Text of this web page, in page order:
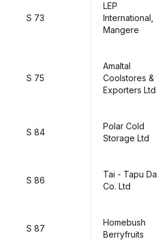
S 73
LEP
International,
Mangere
S 75
Amaltal
Coolstores &
Exporters Ltd
S 84
Polar Cold
Storage Ltd
S 86
Tai - Tapu
Co. Ltd
S 87
Homebush
Berryfruits